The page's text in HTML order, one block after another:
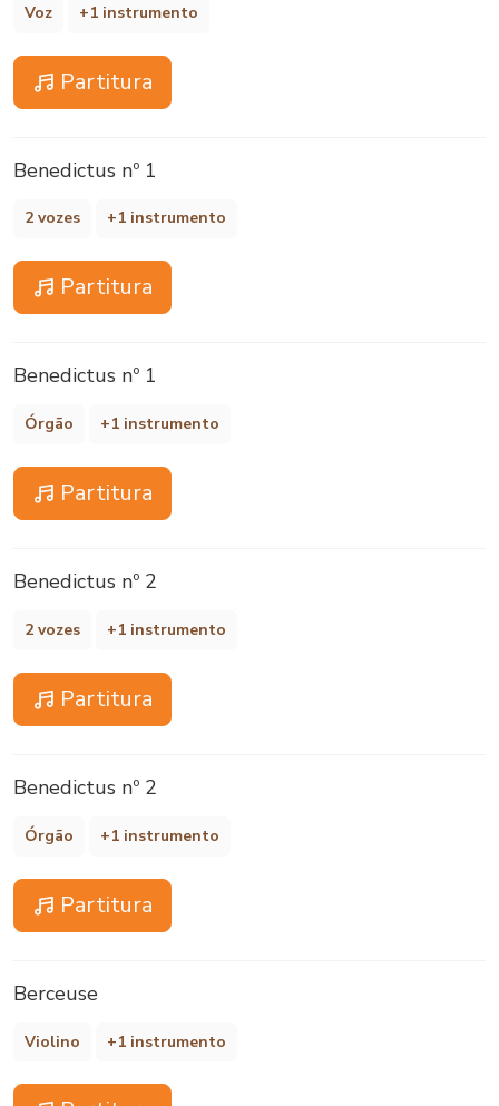
Voz +1 instrumento
Partitura
Benedictus nº 1
2 vozes +1 instrumento
Partitura
Benedictus nº 1
Órgão +1 instrumento
Partitura
Benedictus nº 2
2 vozes +1 instrumento
Partitura
Benedictus nº 2
Órgão +1 instrumento
Partitura
Berceuse
Violino +1 instrumento